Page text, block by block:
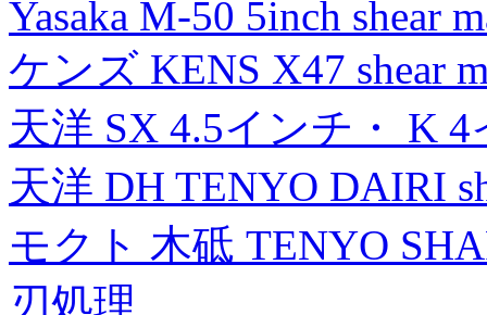
Yasaka M-50 5inch shear
ケンズ KENS X47 shear
天洋 SX 4.5インチ・ K
天洋 DH TENYO DAIRI
モクト 木砥 TENYO
刃処理